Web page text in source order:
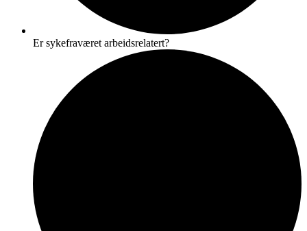
Er sykefraværet arbeidsrelatert?